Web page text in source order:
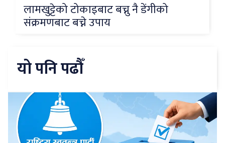
लामखुट्टेको टोकाइबाट बच्नु नै डेंगीको
संक्रमणबाट बच्ने उपाय
यो पनि पढौँ